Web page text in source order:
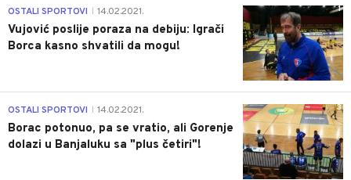
1
OSTALI SPORTOVI 14.02.2021.
Vujović poslije poraza na debiju: Igrači
Borca kasno shvatili da mogu!
3
OSTALI SPORTOVI 14.02.2021.
Borac potonuo, pa se vratio, ali Gorenje
dolazi u Banjaluku sa "plus četiri"!